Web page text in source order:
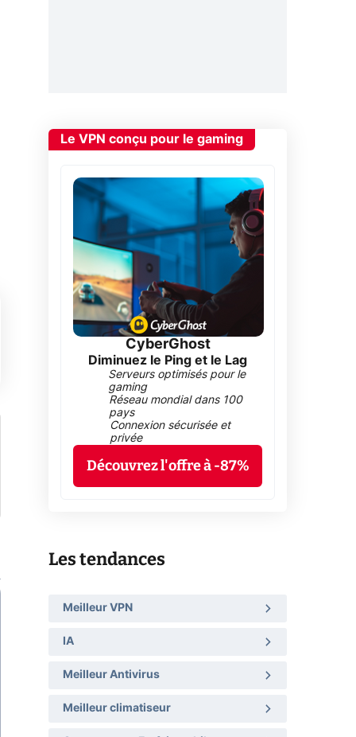
Le VPN conçu pour le gaming
CyberGhost
Diminuez le Ping et le Lag
Serveurs optimisés pour le
gaming
Réseau mondial dans 100
pays
Connexion sécurisée et
privée
Découvrez l'offre à -87%
Les tendances
Meilleur VPN
IA
Meilleur Antivirus
Meilleur climatiseur